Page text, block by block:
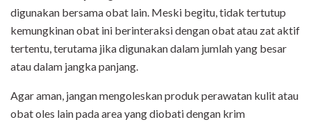
digunakan bersama obat lain. Meski begitu, tidak tertutup
kemungkinan obat ini berinteraksi dengan obat atau zat aktif
tertentu, terutama jika digunakan dalam jumlah yang besar
atau dalam jangka panjang.
Agar aman, jangan mengoleskan produk perawatan kulit atau
obat oles lain pada area yang diobati dengan krim